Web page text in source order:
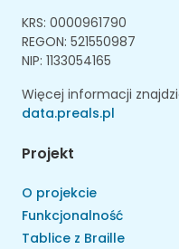
KRS: 0000961790
REGON: 521550987
NIP: 1133054165
Więcej informacji
data.preals.pl
Projekt
O projekcie
Funkcjonalność
Tablice z Braille